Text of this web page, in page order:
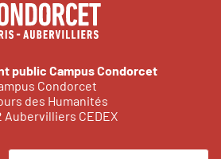
public Campus Condorcet
Condorcet
des Humanités
Aubervilliers CEDEX